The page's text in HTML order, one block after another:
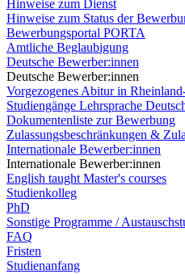
Hinweise zum Dienst
Hinweise zum Status der
Bewerbungsportal PORTA
Amtliche Beglaubigung
Deutsche Bewerber:innen
Deutsche Bewerber:innen
Vorgezogenes Abitur in
Studiengänge Lehrsprache
Dokumentenliste zur Bewerbung
Zulassungsbeschränkungen &
Internationale Bewerber:innen
Internationale Bewerber:innen
English taught Master's courses
Studienkolleg
PhD
Sonstige Programme /
FAQ
Fristen
Studienanfang